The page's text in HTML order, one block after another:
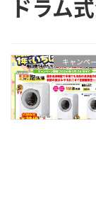
ドラム
キャンペ